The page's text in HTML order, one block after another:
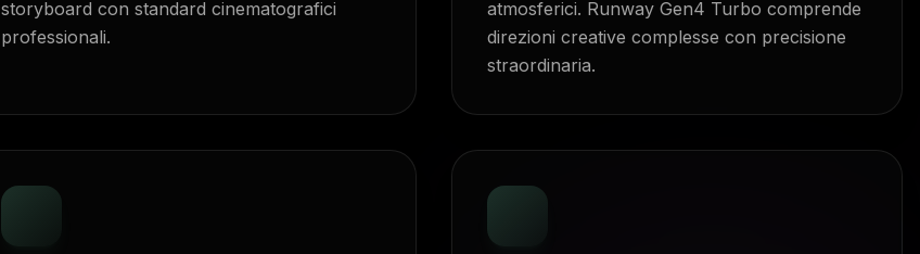
storyboard con standard cinematografici
professionali.
atmosferici. Runway Gen4 Turbo comprende
direzioni creative complesse con precisione
straordinaria.